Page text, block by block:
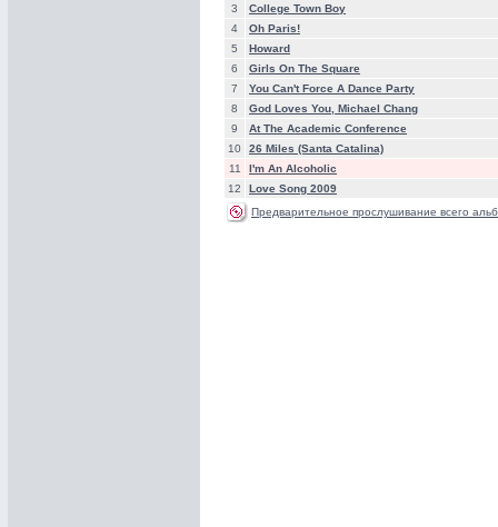
3
College Town Boy
4
Oh Paris!
5
Howard
6
Girls On The Square
7
You Can't Force A Dance Party
8
God Loves You, Michael Chang
9
At The Academic Conference
10
26 Miles (Santa Catalina)
11
I'm An Alcoholic
12
Love Song 2009
Предварительное прослушивание всего